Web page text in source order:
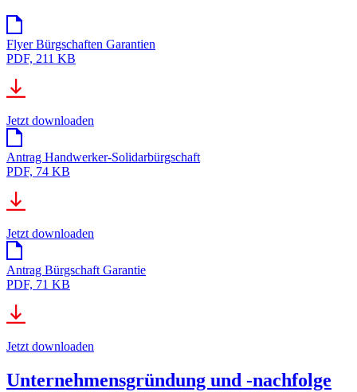
Flyer Bürgschaften Garantien
PDF, 211 KB
Jetzt downloaden
Antrag Handwerker-Solidarbürgschaft
PDF, 74 KB
Jetzt downloaden
Antrag Bürgschaft Garantie
PDF, 71 KB
Jetzt downloaden
Unternehmensgründung und -nachfolge